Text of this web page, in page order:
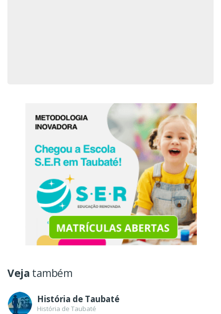
Veja também
História de Taubaté
História de Taubaté